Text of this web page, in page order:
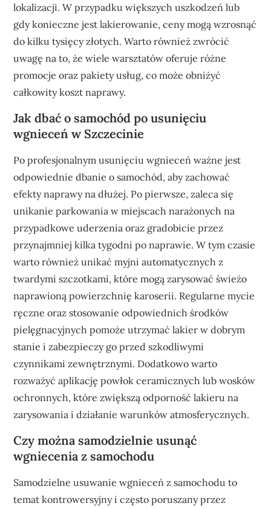
lokalizacji. W przypadku większych uszkodzeń lub
gdy konieczne jest lakierowanie, ceny mogą wzrosnąć
do kilku tysięcy złotych. Warto również zwrócić
uwagę na to, że wiele warsztatów oferuje różne
promocje oraz pakiety usług, co może obniżyć
całkowity koszt naprawy.
Jak dbać o samochód po usunięciu
wgnieceń w Szczecinie
Po profesjonalnym usunięciu wgnieceń ważne jest
odpowiednie dbanie o samochód, aby zachować
efekty naprawy na dłużej. Po pierwsze, zaleca się
unikanie parkowania w miejscach narażonych na
przypadkowe uderzenia oraz gradobicie przez
przynajmniej kilka tygodni po naprawie. W tym czasie
warto również unikać myjni automatycznych z
twardymi szczotkami, które mogą zarysować świeżo
naprawioną powierzchnię karoserii. Regularne mycie
ręczne oraz stosowanie odpowiednich środków
pielęgnacyjnych pomoże utrzymać lakier w dobrym
stanie i zabezpieczy go przed szkodliwymi
czynnikami zewnętrznymi. Dodatkowo warto
rozważyć aplikację powłok ceramicznych lub wosków
ochronnych, które zwiększą odporność lakieru na
zarysowania i działanie warunków atmosferycznych.
Czy można samodzielnie usunąć
wgniecenia z samochodu
Samodzielne usuwanie wgnieceń z samochodu to
temat kontrowersyjny i często poruszany przez